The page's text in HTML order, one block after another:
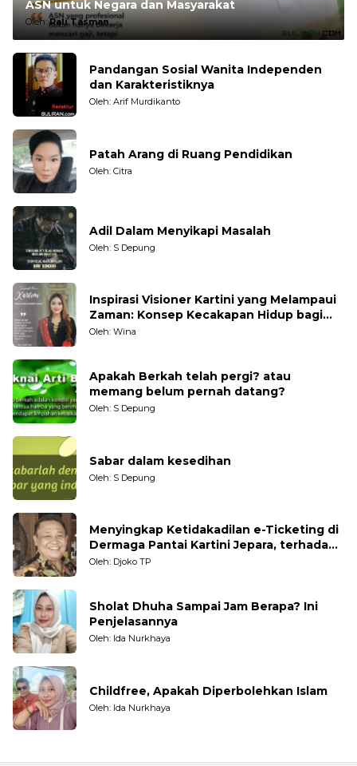
ASN untuk Negara dan Masyarakat
Oleh:Rali Tasman
Pandangan Sosial Wanita Independen
dan Karakteristiknya
Oleh: Arif Murdikanto
Patah Arang di Ruang Pendidikan
Oleh: Citra
Adil Dalam Menyikapi Masalah
Oleh: S Depung
Inspirasi Visioner Kartini yang Melampaui
Zaman: Konsep Kecakapan Hidup bagi
Generasi Muda
Oleh: Wina
Apakah Berkah telah pergi? atau
memang belum pernah datang?
Oleh: S Depung
Sabar dalam kesedihan
Oleh: S Depung
Menyingkap Ketidakadilan e-Ticketing di
Dermaga Pantai Kartini Jepara, terhadap
Nelayan Tradisional
Oleh: Djoko TP
Sholat Dhuha Sampai Jam Berapa? Ini
Penjelasannya
Oleh: Ida Nurkhaya
Childfree, Apakah Diperbolehkan Islam
Oleh: Ida Nurkhaya